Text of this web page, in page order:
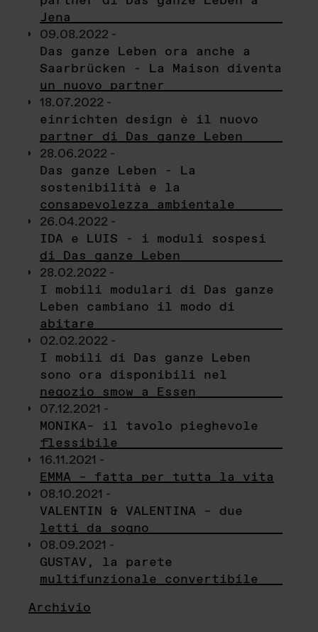
Jena
09.08.2022 -
Das ganze Leben ora anche a
Saarbrücken - La Maison diventa
un nuovo partner
18.07.2022 -
einrichten design è il nuovo
partner di Das ganze Leben
28.06.2022 -
Das ganze Leben - La
sostenibilità e la
consapevolezza ambientale
26.04.2022 -
IDA e LUIS - i moduli sospesi
di Das ganze Leben
28.02.2022 -
I mobili modulari di Das ganze
Leben cambiano il modo di
abitare
02.02.2022 -
I mobili di Das ganze Leben
sono ora disponibili nel
negozio smow a Essen
07.12.2021 -
MONIKA– il tavolo pieghevole
flessibile
16.11.2021 -
EMMA – fatta per tutta la vita
08.10.2021 -
VALENTIN & VALENTINA – due
letti da sogno
08.09.2021 -
GUSTAV, la parete
multifunzionale convertibile
Archivio